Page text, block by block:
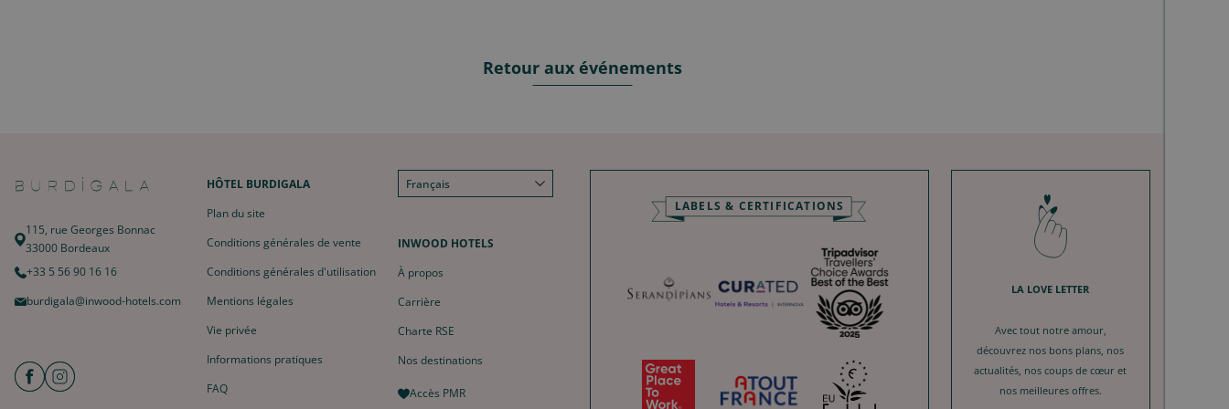
Retour aux événements
115, rue Georges Bonnac
33000 Bordeaux
+33 5 56 90 16 16
burdigala@inwood-hotels.com
HÔTEL BURDIGALA
Plan du site
Conditions générales de vente
Conditions générales d'utilisation
Mentions légales
Vie privée
Informations pratiques
FAQ
Français
Deutsch
INWOOD HOTELS
À propos
Carrière
Charte RSE
Nos destinations
Accès PMR
LABELS & CERTIFICATIONS
LA LOVE LETTER
Avec tout notre amour,
découvrez nos bons plans, nos
actualités, nos coups de cœur et
nos meilleures offres.